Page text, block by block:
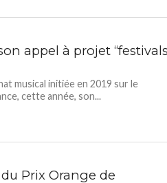
appel à projet
musical initiée en 2019 sur le
cette année, son...
Prix Orange de